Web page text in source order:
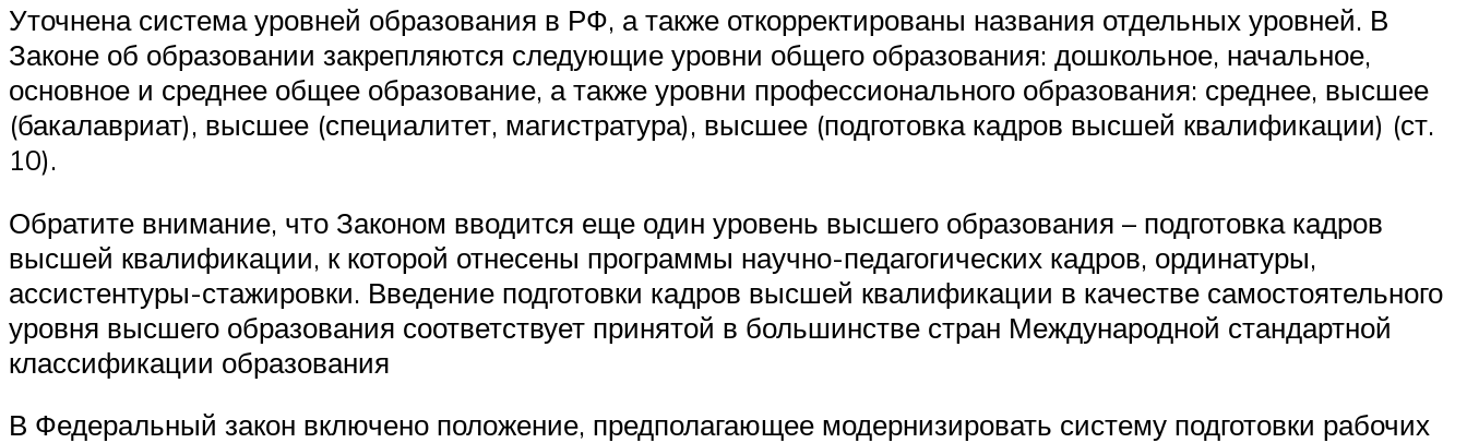
Уточнена система уровней образования в РФ, а также откорректированы названия отдельных уровней. В
Законе об образовании закрепляются следующие уровни общего образования: дошкольное, начальное,
основное и среднее общее образование, а также уровни профессионального образования: среднее, высшее
(бакалавриат), высшее (специалитет, магистратура), высшее (подготовка кадров высшей квалификации) (ст.
10).
Обратите внимание, что Законом вводится еще один уровень высшего образования – подготовка кадров
высшей квалификации, к которой отнесены программы научно-педагогических кадров, ординатуры,
ассистентуры-стажировки. Введение подготовки кадров высшей квалификации в качестве самостоятельного
уровня высшего образования соответствует принятой в большинстве стран Международной стандартной
классификации образования
В Федеральный закон включено положение, предполагающее модернизировать систему подготовки рабочих